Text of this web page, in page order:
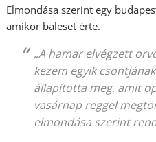
Elmondása szerint egy
amikor baleset érte.
„A hamar elvégzett
kezem egyik
állapította meg, amit
vasárnap reggel
elmondása szerint